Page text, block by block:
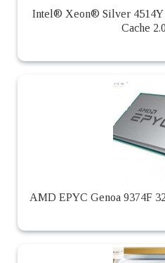
Intel® Xeon® Silver 4514Y
Cache
AMD EPYC Genoa 9374F